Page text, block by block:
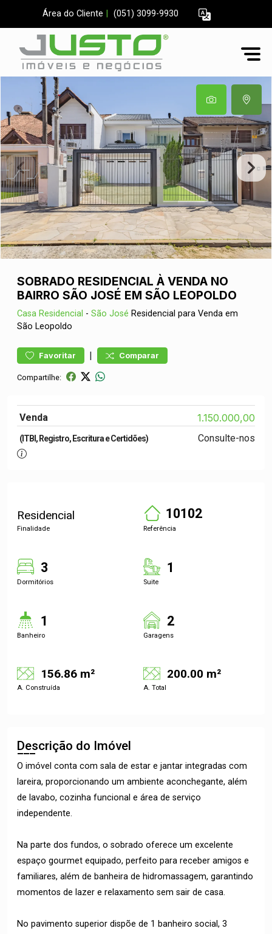
Área do Cliente (051) 3099-9930
SOBRADO RESIDENCIAL À VENDA NO
BAIRRO SÃO JOSÉ EM SÃO LEOPOLDO
Casa Residencial - São José Residencial para Venda em
São Leopoldo
Favoritar | Comparar
Compartilhe:
Venda 1.150.000,00
(ITBI, Registro, Escritura e Certidões) Consulte-nos
Residencial
Finalidade
10102
Referência
3
Dormitórios
1
Suite
1
Banheiro
2
Garagens
156.86 m²
A. Construída
200.00 m²
A. Total
Descrição do Imóvel
O imóvel conta com sala de estar e jantar integradas com
lareira, proporcionando um ambiente aconchegante, além
de lavabo, cozinha funcional e área de serviço
independente.
Na parte dos fundos, o sobrado oferece um excelente
espaço gourmet equipado, perfeito para receber amigos e
familiares, além de banheira de hidromassagem, garantindo
momentos de lazer e relaxamento sem sair de casa.
No pavimento superior dispõe de 1 banheiro social, 3